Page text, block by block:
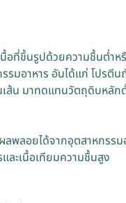
ขึ้นรูปด้วยความชื้นต่ำห
มอาหาร อันได้แก่ โปรตี
ส้น มาทดแทนวัตถุดิบหลัก
ลพลอยได้จากอุตสาหกร
ละเนื้อเทียมความชื้นสูง